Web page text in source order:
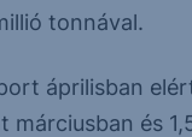
tonnával.
áprilisban
márciusban és